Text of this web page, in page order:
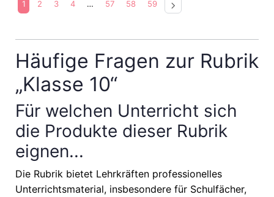
1 2 3 4 … 57 58 59
Häufige Fragen zur Rubrik
„Klasse 10“
Für welchen Unterricht sich
die Produkte dieser Rubrik
eignen...
Die Rubrik bietet Lehrkräften professionelles
Unterrichtsmaterial, insbesondere für Schulfächer,